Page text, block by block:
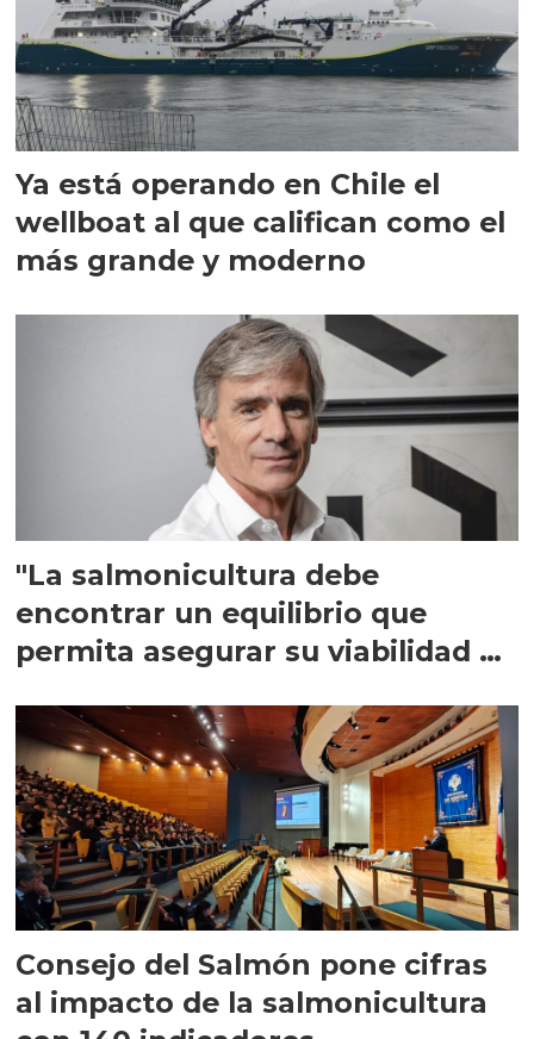
Ya está operando en Chile el
wellboat al que califican como el
más grande y moderno
"La salmonicultura debe
encontrar un equilibrio que
permita asegurar su viabilidad de
Consejo del Salmón pone cifras
al impacto de la salmonicultura